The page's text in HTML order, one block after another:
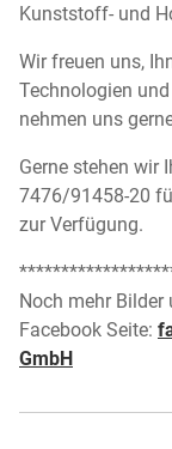
Kunststoff- und
Wir freuen uns,
Technologien
nehmen uns
Gerne stehen wir
7476/91458-20
zur Verfügung.
Noch mehr
Facebook Seite:
GmbH